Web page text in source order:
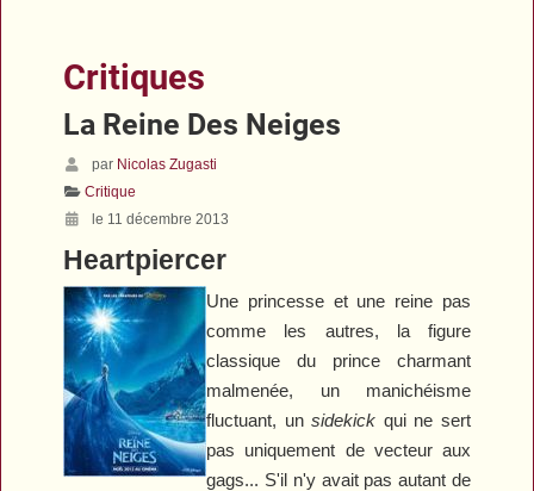
Critiques
La Reine Des Neiges
par Nicolas Zugasti
Critique
le 11 décembre 2013
Heartpiercer
Une princesse et une reine pas
comme les autres, la figure
classique du prince charmant
malmenée, un manichéisme
fluctuant, unsidekick qui ne sert
pas uniquement de vecteur aux
gags... S'il n'y avait pas autant de